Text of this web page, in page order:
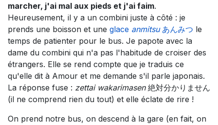
marcher, j'ai mal aux pieds et j'ai faim.
Heureusement, il y a un combini juste à côté : je
prends une boisson et une glace anmitsuあんみつ le
temps de patienter pour le bus. Je papote avec la
dame du combini qui n'a pas l'habitude de croiser des
étrangers. Elle se rend compte que je traduis ce
qu'elle dit à Amour et me demande s'il parle japonais.
La réponse fuse : zettai wakarimasen絶対分かりません
(il ne comprend rien du tout) et elle éclate de rire !
On prend notre bus, on descend à la gare (en fait, on